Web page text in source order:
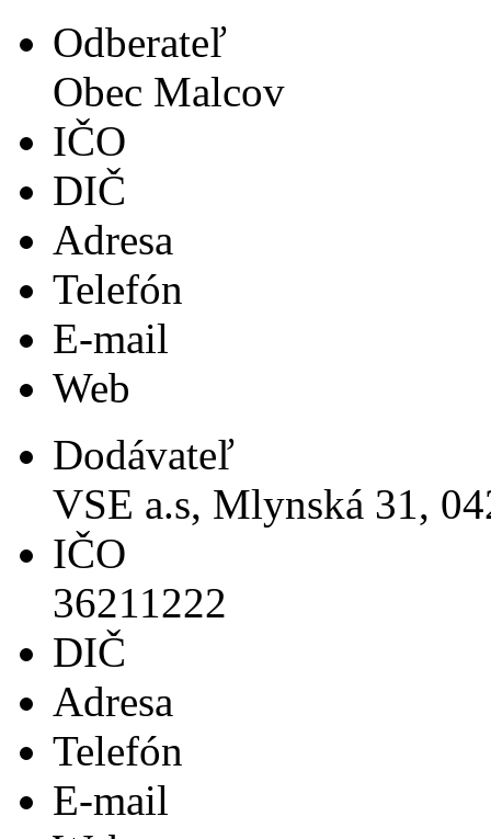
Odberateľ
Obec Malcov
IČO
DIČ
Adresa
Telefón
E-mail
Web
Dodávateľ
VSE a.s, Mlynská 31,
IČO
36211222
DIČ
Adresa
Telefón
E-mail